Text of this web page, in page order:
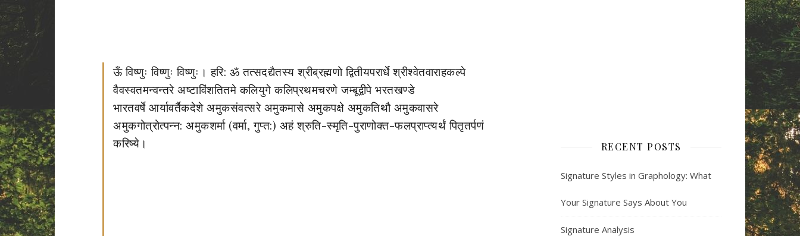
ऊँ विष्णुः विष्णुः विष्णुः। हरि: ॐ तत्सदद्यैतस्य श्रीब्रह्मणो द्वितीयपरार्धे श्रीश्वेतवाराहकल्पे
वैवस्वतमन्वन्तरे अष्टाविंशतितमे कलियुगे कलिप्रथमचरणे जम्बूद्वीपे भरतखण्डे
भारतवर्षे आर्यावर्तैकदेशे अमुकसंवत्सरे अमुकमासे अमुकपक्षे अमुकतिथौ अमुकवासरे
अमुकगोत्रोत्पन्न: अमुकशर्मा (वर्मा, गुप्त:) अहं श्रुति-स्मृति-पुराणोक्त-फलप्राप्त्यर्थं पितृतर्पणं
करिष्ये।
RECENT POSTS
Signature Styles in Graphology: What
Your Signature Says About You
Signature Analysis